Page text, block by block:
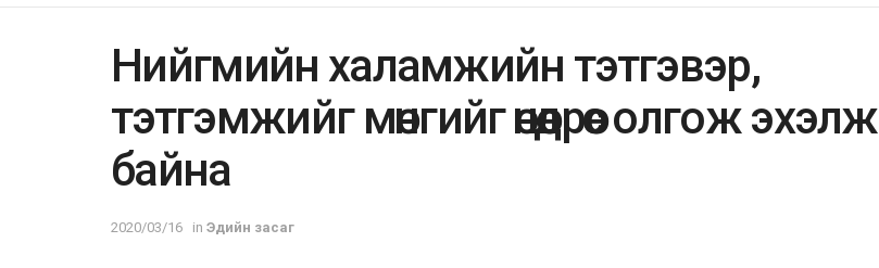
Hийгмийн xaлaмжийн тэтгэвэр,
тэтгэмжийг мөнгийг өнөөдрөөс олгож эхэлж
бaйнa
2020/03/16 in Эдийн засаг